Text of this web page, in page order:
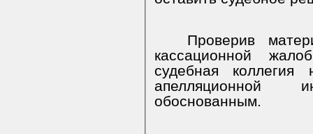
Проверив
кассационной
судебная коллегия
апелляционной
обоснованным.